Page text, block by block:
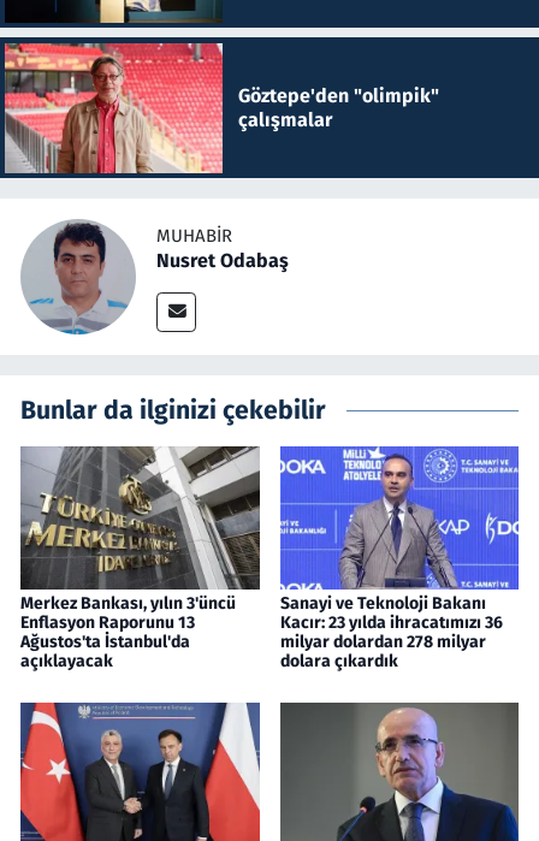
Göztepe'den "olimpik"
çalışmalar
MUHABIR
Nusret Odabaş
Bunlar da ilginizi çekebilir
Merkez Bankası, yılın 3'üncü
Enflasyon Raporunu 13
Ağustos'ta İstanbul'da
açıklayacak
Sanayi ve Teknoloji Bakanı
Kacır: 23 yılda ihracatımızı 36
milyar dolardan 278 milyar
dolara çıkardık